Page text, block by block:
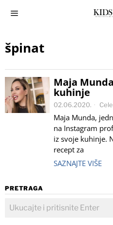
špinat
Maja
kuhinje
02.06.2020.
Maja Munda,
na Instagram
iz svoje kuhinje.
recept za
SAZNAJTE VIŠE
PRETRAGA